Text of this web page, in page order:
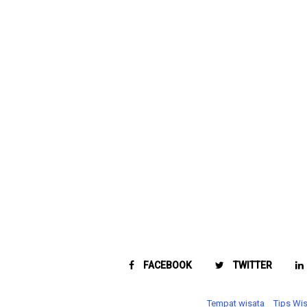
FACEBOOK TWITTER
Tempat wisata‎ Tips